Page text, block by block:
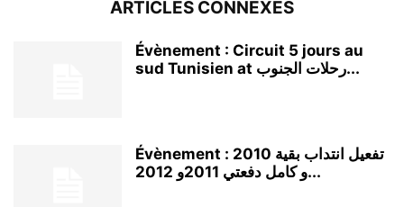
ARTICLES CONNEXES
Évènement : Circuit 5 jours au
sud Tunisien at رحلات الجنوب...
Évènement : تفعيل انتداب بقية 2010
و كامل دفعتي 2011و 2012...